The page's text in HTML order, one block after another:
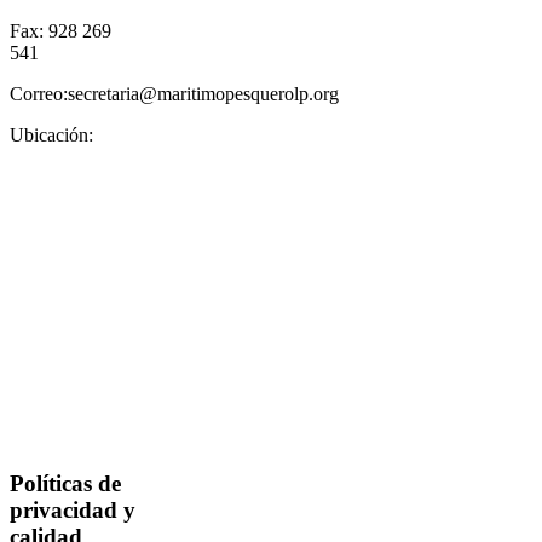
Fax: 928 269
541
Correo:secretaria@maritimopesquerolp.org
Ubicación:
Políticas de
privacidad y